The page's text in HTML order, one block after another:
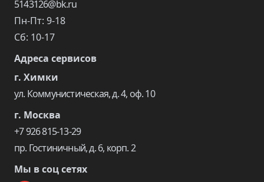
5143126@bk.ru
Пн-Пт: 9-18
Сб: 10-17
Адреса сервисов
г. Химки
ул. Коммунистическая, д. 4, оф. 10
г. Москва
+7 926 815-13-29
пр. Гостиничный, д. 6, корп. 2
Мы в соц сетях